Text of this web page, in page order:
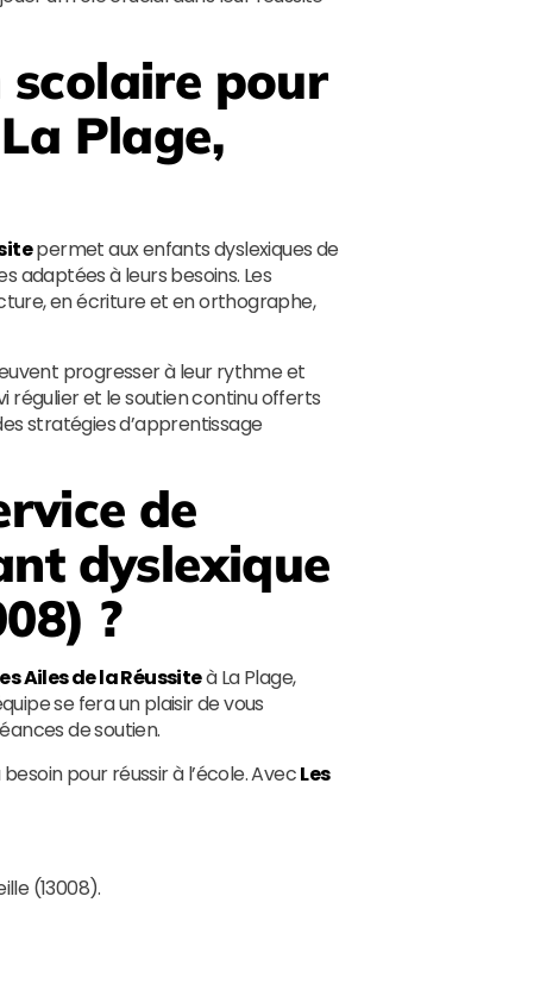
scolaire pour
Plage,
permet aux enfants dyslexiques de
adaptées à leurs besoins. Les
en écriture et en orthographe,
progresser à leur rythme et
régulier et le soutien continu offerts
stratégies d’apprentissage
de
dyslexique
?
Ailes de la Réussiteà La Plage,
se fera un plaisir de vous
de soutien.
pour réussir à l’école. AvecLes
(13008).